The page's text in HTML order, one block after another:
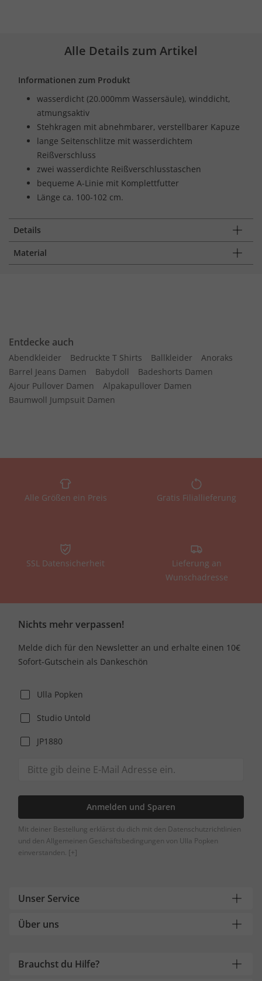
Alle Details zum Artikel
Informationen zum Produkt
wasserdicht (20.000mm Wassersäule), winddicht,
atmungsaktiv
Stehkragen mit abnehmbarer, verstellbarer Kapuze
lange Seitenschlitze mit wasserdichtem
Reißverschluss
zwei wasserdichte Reißverschlusstaschen
bequeme A-Linie mit Komplettfutter
Länge ca. 100-102 cm.
Details
Material
Entdecke auch
Abendkleider Bedruckte T Shirts Ballkleider
Anoraks
Barrel Jeans Damen
Babydoll
Badeshorts Damen
Ajour Pullover Damen
Alpakapullover Damen
Baumwoll Jumpsuit Damen
Alle Größen ein Preis Gratis Filiallieferung
SSL Datensicherheit
Lieferung an
Wunschadresse
Nichts mehr verpassen!
Melde dich für den Newsletter an und erhalte einen 10€
Sofort-Gutschein als Dankeschön
Ulla Popken
Studio Untold
JP1880
Anmelden und Sparen
Mit deiner Bestellung erklärst du dich mit den Datenschutzrichtlinien
und den Allgemeinen Geschäftsbedingungen von Ulla Popken
einverstanden. [+]
Unser Service
Über uns
Brauchst du Hilfe?